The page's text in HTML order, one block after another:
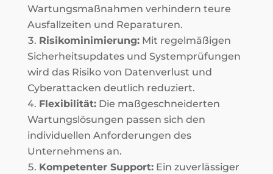
Wartungsmaßnahmen verhindern teure
Ausfallzeiten und Reparaturen.
Risikominimierung:Mit regelmäßigen
Sicherheitsupdates und Systemprüfungen
wird das Risiko von Datenverlust und
Cyberattacken deutlich reduziert.
Flexibilität:Die maßgeschneiderten
Wartungslösungen passen sich den
individuellen Anforderungen des
Unternehmens an.
Kompetenter Support:Ein zuverlässiger